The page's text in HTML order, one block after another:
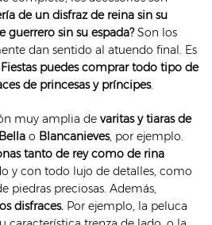
de un disfraz de reina sin su
guerrero sin su espada?Son los
dan sentido al atuendo final. Es
puedes comprar todo tipo de
de princesas y príncipes.
muy amplia de varitas y tiaras de
Bella o Blancanieves, por ejemplo.
tanto de rey como de rina
y con todo lujo de detalles, como
piedras preciosas. Además,
disfraces. Por ejemplo, la peluca